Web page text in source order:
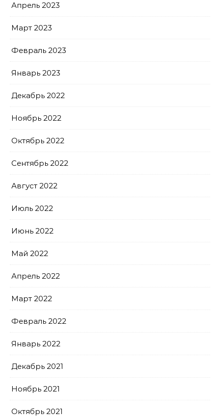
Апрель 2023
Март 2023
Февраль 2023
Январь 2023
Декабрь 2022
Ноябрь 2022
Октябрь 2022
Сентябрь 2022
Август 2022
Июль 2022
Июнь 2022
Май 2022
Апрель 2022
Март 2022
Февраль 2022
Январь 2022
Декабрь 2021
Ноябрь 2021
Октябрь 2021